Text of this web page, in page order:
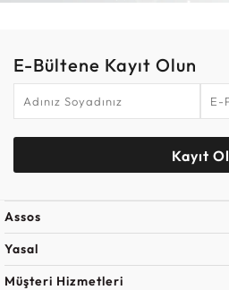
E-Bültene Kayıt Olun
Kayıt Ol
Assos
Yasal
Müşteri Hizmetleri